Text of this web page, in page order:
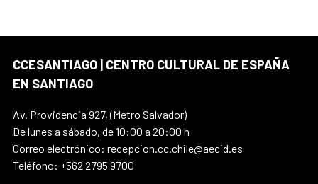
CCESANTIAGO | CENTRO CULTURAL DE ESPAÑA
EN SANTIAGO
Av. Providencia 927, (Metro Salvador)
De lunes a sábado, de 10:00 a 20:00 h
Correo electrónico: recepcion.cc.chile@aecid.es
Teléfono: +562 2795 9700